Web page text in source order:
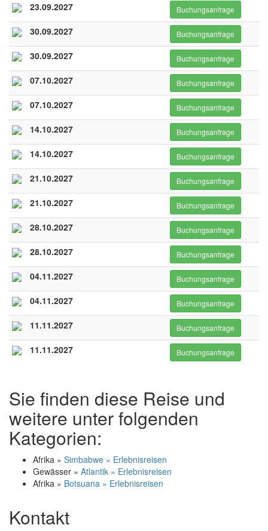
23.09.2027 Buchungsanfrage
30.09.2027 Buchungsanfrage
30.09.2027 Buchungsanfrage
07.10.2027 Buchungsanfrage
07.10.2027 Buchungsanfrage
14.10.2027 Buchungsanfrage
14.10.2027 Buchungsanfrage
21.10.2027 Buchungsanfrage
21.10.2027 Buchungsanfrage
28.10.2027 Buchungsanfrage
28.10.2027 Buchungsanfrage
04.11.2027 Buchungsanfrage
04.11.2027 Buchungsanfrage
11.11.2027 Buchungsanfrage
11.11.2027 Buchungsanfrage
Sie finden diese Reise und
weitere unter folgenden
Kategorien:
Afrika » Simbabwe » Erlebnisreisen
Gewässer » Atlantik » Erlebnisreisen
Afrika » Botsuana » Erlebnisreisen
Kontakt